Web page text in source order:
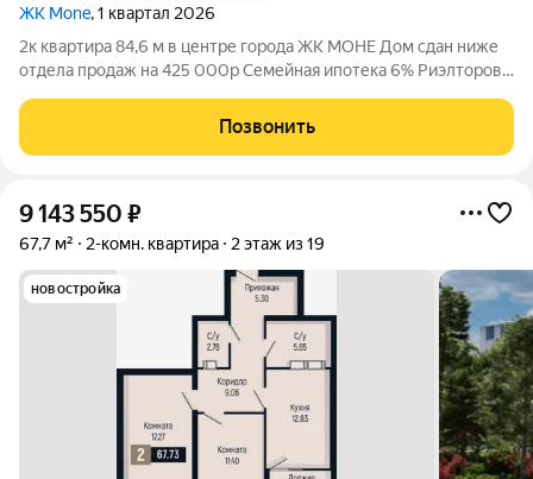
ЖК Mone, 1 квартал 2026
2к квартира 84,6 м в центре города ЖК МОНЕ Дом сдан ниже
отдела продаж на 425 000р Семейная ипотека 6% Риэлторов
просмотра квартиры Просторная квартира в центре города
рядом с
Позвонить
9 143 550 ₽
67,7 м² 2-комн. квартира 2 этаж из 19
новостройка